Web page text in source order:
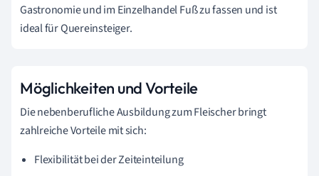
Gastronomie und im Einzelhandel Fuß zu fassen und ist
ideal für Quereinsteiger.
Möglichkeiten und Vorteile
Die nebenberufliche Ausbildung zum Fleischer bringt
zahlreiche Vorteile mit sich:
Flexibilität bei der Zeiteinteilung